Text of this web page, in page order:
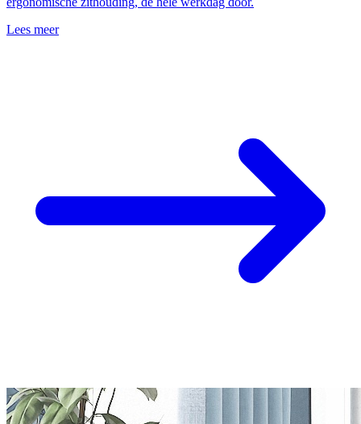
Lees meer